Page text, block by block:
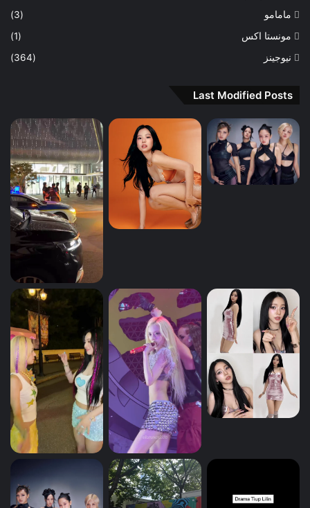
مامامو
(3)
مونستا اكس
(1)
نيوجينز
(364)
Last Modified Posts